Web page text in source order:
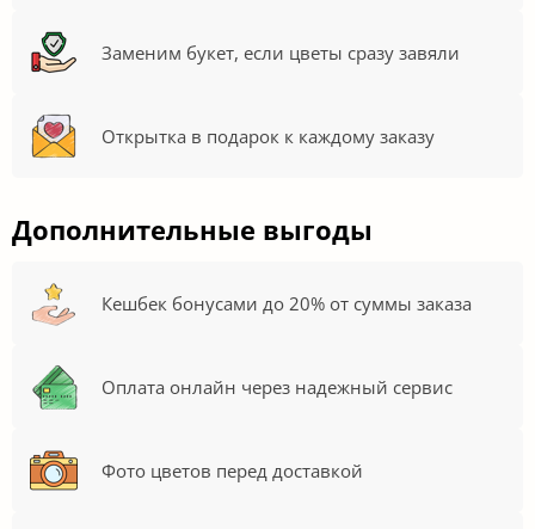
Заменим букет, если цветы сразу завяли
Открытка в подарок к каждому заказу
Дополнительные выгоды
Кешбек бонусами до 20% от суммы заказа
Оплата онлайн через надежный сервис
Фото цветов перед доставкой